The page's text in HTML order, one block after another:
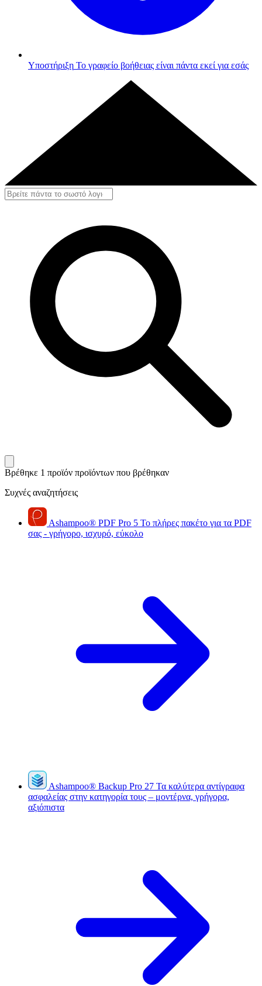
Υποστήριξη Το γραφείο βοήθειας είναι πάντα εκεί για εσάς
Βρέθηκε 1 προϊόν προϊόντων που βρέθηκαν
Συχνές αναζητήσεις
Ashampoo® PDF Pro 5 Το πλήρες πακέτο για τα PDF
σας - γρήγορο, ισχυρό, εύκολο
Ashampoo® Backup Pro 27 Τα καλύτερα αντίγραφα
ασφαλείας στην κατηγορία τους – μοντέρνα, γρήγορα,
αξιόπιστα